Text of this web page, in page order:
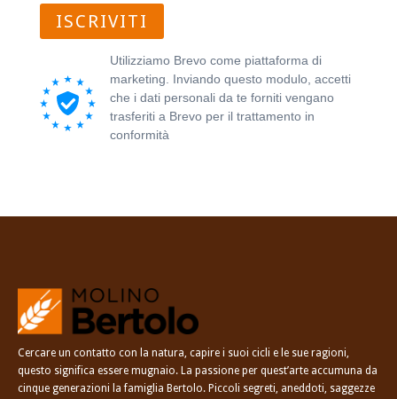
ISCRIVITI
Utilizziamo Brevo come piattaforma di
marketing. Inviando questo modulo, accetti
che i dati personali da te forniti vengano
trasferiti a Brevo per il trattamento in
conformità
Cercare un contatto con la natura, capire i suoi cicli e le sue ragioni,
questo significa essere mugnaio. La passione per quest’arte accumuna da
cinque generazioni la famiglia Bertolo. Piccoli segreti, aneddoti, saggezze